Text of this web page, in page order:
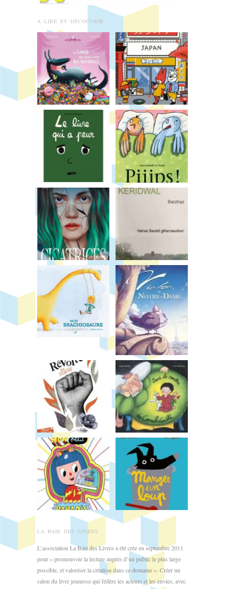
A LIRE ET DÉCOUVRIR
LA BAIE DES LIVRES
L’association La Baie des Livres a été crée en septembre 2011
pour « promouvoir la lecture auprès d’un public le plus large
possible, et valoriser la création dans ce domaine ». Créer un
salon du livre jeunesse qui fédère les acteurs et les envies, avec